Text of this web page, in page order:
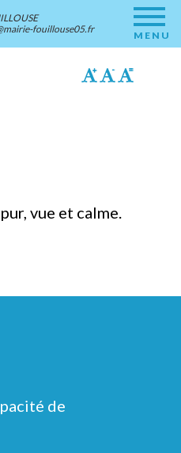
fouillouse05.fr MENU
vue et calme.
de